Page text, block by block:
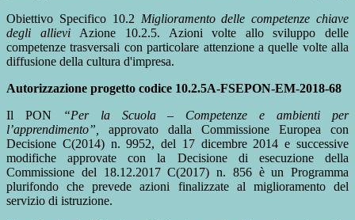
Obiettivo Specifico 10.2 Miglioramento delle competenze chiave
degli allievi Azione 10.2.5. Azioni volte allo sviluppo delle
competenze trasversali con particolare attenzione a quelle volte alla
diffusione della cultura d'impresa.
Autorizzazione progetto codice 10.2.5A-FSEPON-EM-2018-68
Il PON
“Per la Scuola– Competenze e ambienti per
l’apprendimento”
approvato dalla Commissione Europea con
Decisione C(2014) n. 9952, del 17 dicembre 2014 e successive
modifiche approvate con la Decisione di esecuzione della
Commissione del 18.12.2017 C(2017) n. 856 è un Programma
plurifondo che prevede azioni finalizzate al miglioramento del
servizio di istruzione.